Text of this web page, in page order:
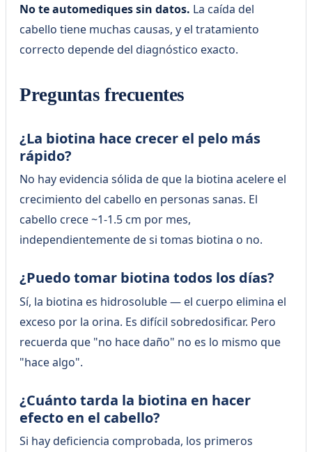
No te automediques sin datos. La caída del
cabello tiene muchas causas, y el tratamiento
correcto depende del diagnóstico exacto.
Preguntas frecuentes
¿La biotina hace crecer el pelo más
rápido?
No hay evidencia sólida de que la biotina acelere el
crecimiento del cabello en personas sanas. El
cabello crece ~1-1.5 cm por mes,
independientemente de si tomas biotina o no.
¿Puedo tomar biotina todos los días?
Sí, la biotina es hidrosoluble — el cuerpo elimina el
exceso por la orina. Es difícil sobredosificar. Pero
recuerda que "no hace daño" no es lo mismo que
"hace algo".
¿Cuánto tarda la biotina en hacer
efecto en el cabello?
Si hay deficiencia comprobada, los primeros